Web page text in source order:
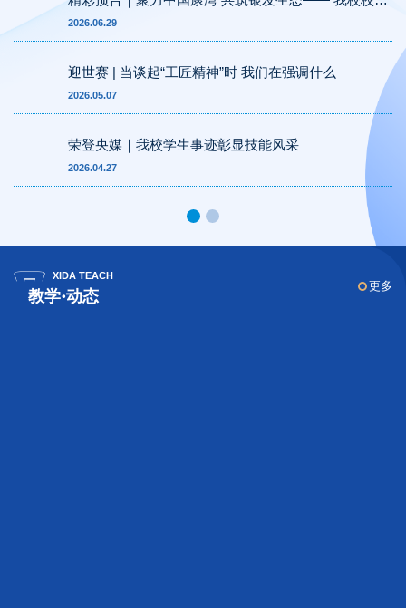
张汝山亮相青岛国际康养产业博览会
2026.06.29
迎世赛 | 当谈起“工匠精神”时 我们在强调什么
2026.05.07
荣登央媒｜我校学生事迹彰显技能风采
2026.04.27
XIDA TEACH
教学·动态
更多